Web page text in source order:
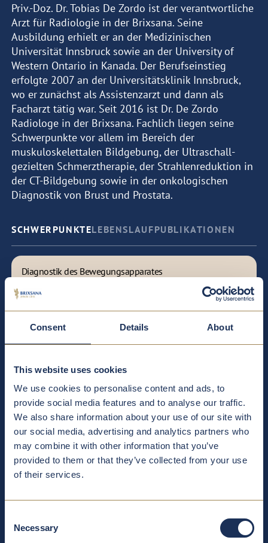
Consent Details About
This website uses cookies
We use cookies to personalise content and ads, to
provide social media features and to analyse our traffic.
We also share information about your use of our site with
our social media, advertising and analytics partners who
may combine it with other information that you’ve
provided to them or that they’ve collected from your use
of their services.
Selection
Necessary
Priv.-Doz. Dr. Tobias De Zordo ist der verantwortliche
Arzt für Radiologie in der Brixsana. Seine
Ausbildung erhielt er an der Medizinischen
Universität Innsbruck sowie an der University of
Western Ontario in Kanada. Der Berufseinstieg
erfolgte 2007 an der Universitätsklinik Innsbruck,
wo er zunächst als Assistenzarzt und dann als
Facharzt tätig war. Seit 2016 ist Dr. De Zordo
Radiologe in der Brixsana. Fachlich liegen seine
Schwerpunkte vor allem im Bereich der
muskuloskelettalen Bildgebung, der Ultraschall-
gezielten Schmerztherapie, der Strahlenreduktion in
der CT-Bildgebung sowie in der onkologischen
Diagnostik von Brust und Prostata.
SCHWERPUNKTELEBENSLAUFPUBLIKATIONEN
Diagnostik des Bewegungsapparates
Nerven-Ultraschall
Prostatadiagnostik
Hodendiagnostik
Herzdiagnostik